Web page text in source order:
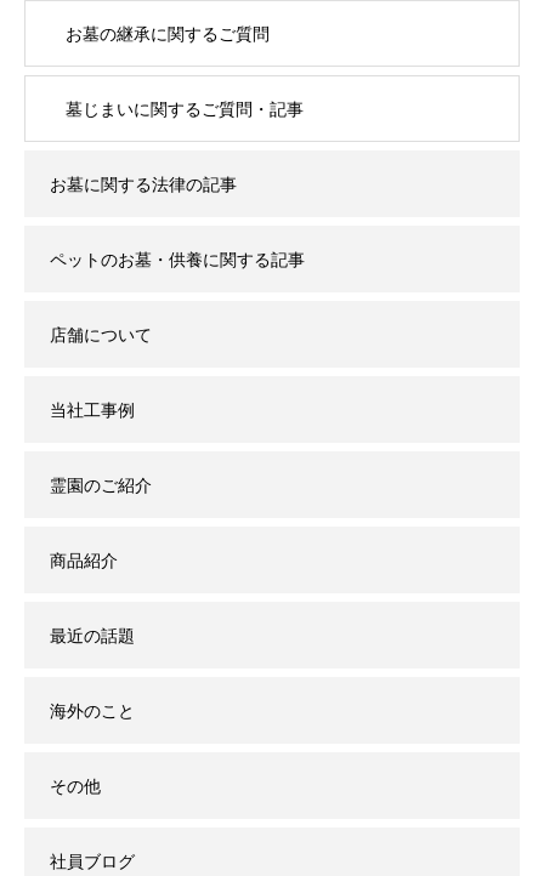
お墓の継承に関するご質問
墓じまいに関するご質問・記事
お墓に関する法律の記事
ペットのお墓・供養に関する記事
店舗について
当社工事例
霊園のご紹介
商品紹介
最近の話題
海外のこと
その他
社員ブログ